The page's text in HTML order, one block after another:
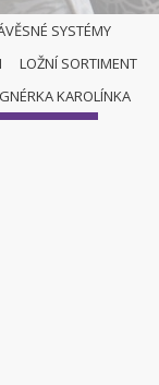
SYSTÉMY
LOŽNÍ SORTIMENT
KAROLÍNKA